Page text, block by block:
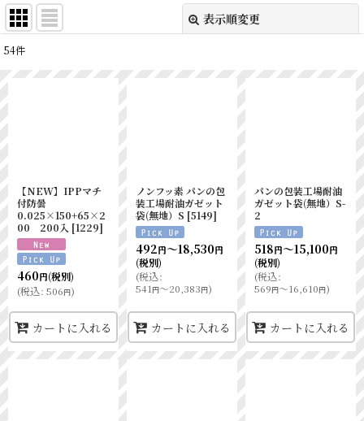
表示順変更
54件
【NEW】IPPマチ
付防曇
0.025×150+65×2
00 200入 [1229]
460円(税別)
(税込: 506円)
カートに入れる
ノンフッ素 パンの包
装工場耐油ガゼット
袋(無地）S [5149]
492円～18,530円
(税別)
(税込:
541円～20,383円)
カートに入れる
パンの包装工場耐油
ガゼット袋(無地）S-
2
518円～15,100円
(税別)
(税込:
569円～16,610円)
カートに入れる